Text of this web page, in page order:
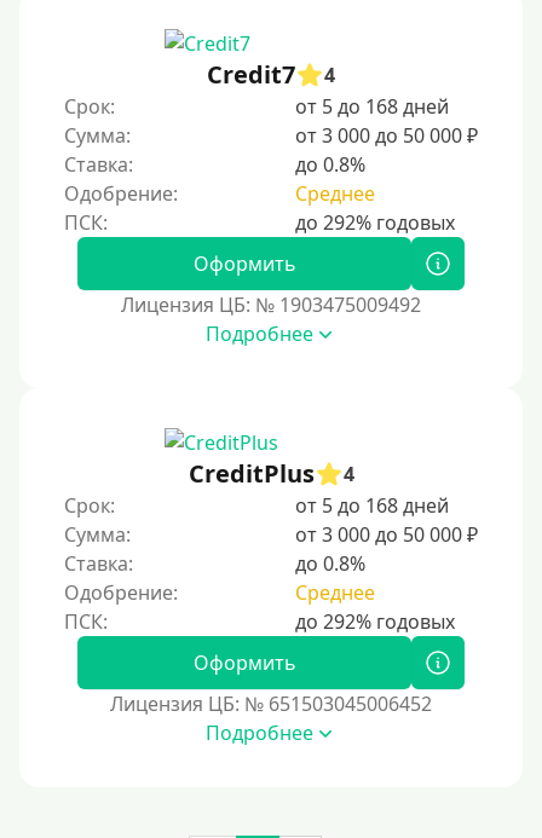
С помощью платформы Контакт (Contact)
С помощью системы быстрых платежей (СБП)
Способы получения
Без активации сервиса
Без участия банков
На сберкнижку
Без посещения офиса
В ломбарде
Роботы займов
Перевод средств на карту через Telegram
Бесплатное использование без списания средств с
карты.
Денежным переводом
Credit7
4
Срок:
от 5 до 168 дней
Сумма:
от 3 000 до 50 000 ₽
Ставка:
до 0.8%
Одобрение:
Среднее
Оформить
Лицензия ЦБ: № 1903475009492
Подробнее
CreditPlus
4
Срок:
от 5 до 168 дней
Сумма:
от 3 000 до 50 000 ₽
Ставка:
до 0.8%
Одобрение:
Среднее
Оформить
Лицензия ЦБ: № 651503045006452
Подробнее